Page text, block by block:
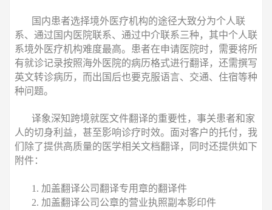
国内患者选择境外医疗机构的途径大致分为个人联
系、通过国内医院联系、通过中介联系三种，其中个人联
系境外医疗机构难度最高。患者在申请医院时，需要将所
有就诊记录按照海外医院的病历格式进行翻译，还需撰写
英文转诊病历，而出国后也要克服语言、交通、住宿等种
种问题。
译象深知跨境就医文件翻译的重要性，事关患者和家
人的切身利益，甚至影响诊疗时效。面对客户的托付，我
们除了提供高质量的医学相关文档翻译，同时还提供如下
附件：
1. 加盖翻译公司翻译专用章的翻译件
2. 加盖翻译公司公章的营业执照副本影印件